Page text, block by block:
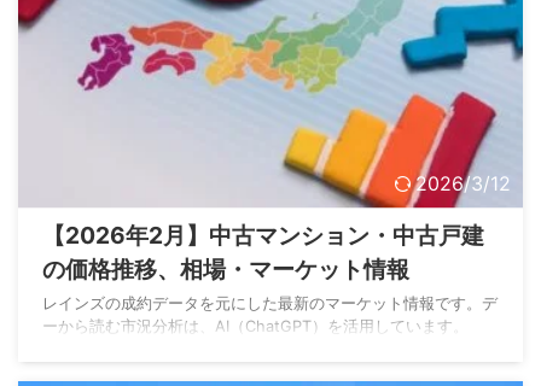
2026/3/12
【2026年2月】中古マンション・中古戸建
の価格推移、相場・マーケット情報
レインズの成約データを元にした最新のマーケット情報です。デ
ーから読む市況分析は、AI（ChatGPT）を活用しています。